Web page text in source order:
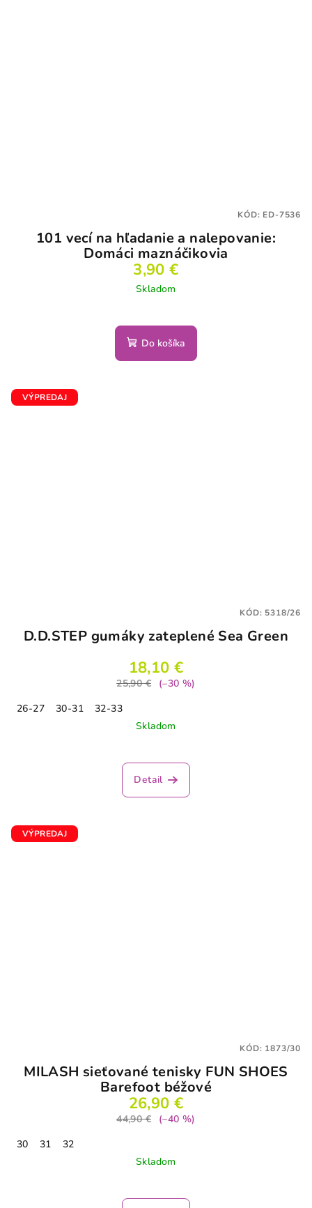
101 vecí na hľadanie a nalepovanie:
Domáci maznáčikovia
3,90 €
Skladom
Do košíka
KÓD: ED-7536
VÝPREDAJ
D.D.STEP gumáky zateplené Sea Green
18,10 €
25,90 €
(–30 %)
26-27
30-31
32-33
Skladom
Detail
KÓD: 5318/26
VÝPREDAJ
MILASH sieťované tenisky FUN SHOES
Barefoot béžové
26,90 €
44,90 €
(–40 %)
30
31
32
Skladom
KÓD: 1873/30